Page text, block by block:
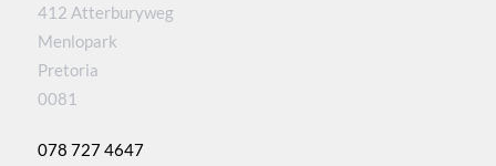
412 Atterburyweg
Menlopark
Pretoria
0081
078 727 4647